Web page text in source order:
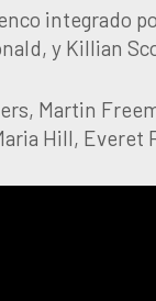
integrado
y Killian
Martin
Hill, Everet